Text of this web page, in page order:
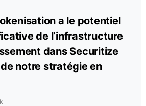
a le potentiel
de l’infrastructure
dans Securitize
notre stratégie en